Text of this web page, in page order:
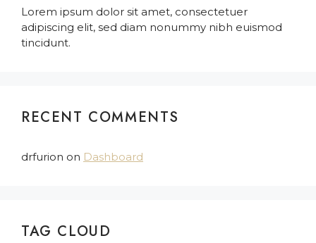
Lorem ipsum dolor sit amet, consectetuer
adipiscing elit, sed diam nonummy nibh euismod
tincidunt.
RECENT COMMENTS
drfurion on Dashboard
TAG CLOUD